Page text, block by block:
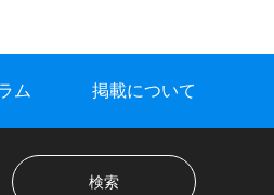
ム 掲載について